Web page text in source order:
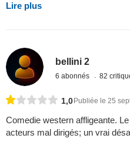
Lire plus
bellini 2
6 abonnés 82
1,0Publiée le 25
Comedie western affligeante.
acteurs mal dirigés; un vrai